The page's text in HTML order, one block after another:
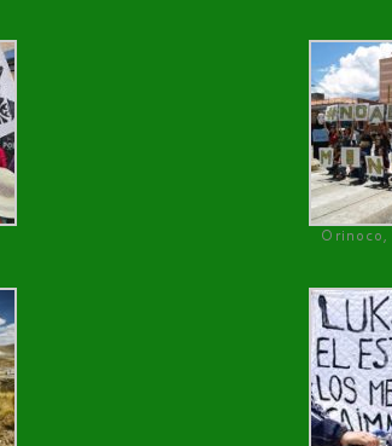
Orinoco,